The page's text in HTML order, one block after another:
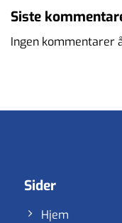
Siste
Ingen kommentarer
Sider
Hjem